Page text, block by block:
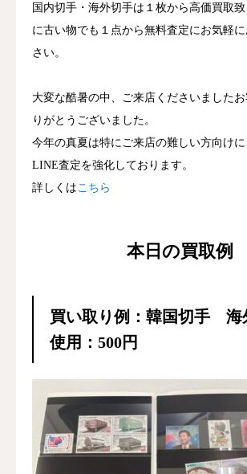
国内切手・海外切手は１枚から高価買取
に古い物でも１点から無料査定にお気軽
さい。
大変な酷暑の中、ご来店くださいました
りがとうございました。
今年の真夏は特にご来店の難しい方向けに
LINE査定を強化しております。
詳しくは こちら
本日の買取例
買い取り例：韓国切手
使用：500円